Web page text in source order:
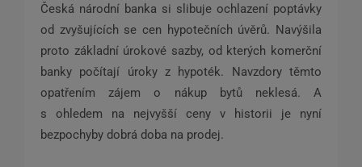
Česká národní banka si slibuje ochlazení poptávky
od zvyšujících se cen hypotečních úvěrů. Navýšila
proto základní úrokové sazby, od kterých komerční
banky počítají úroky z hypoték. Navzdory těmto
opatřením zájem o nákup bytů neklesá. A
s ohledem na nejvyšší ceny v historii je nyní
bezpochyby dobrá doba na prodej.